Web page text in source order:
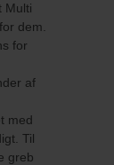
Multi
dem.
for
af
med
Til
greb